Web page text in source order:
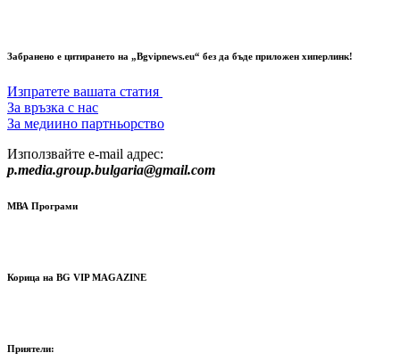
Забранено е цитирането на „Bgvipnews.eu“ без да бъде приложен хиперлинк!
Изпратете вашата статия
За връзка с нас
За медиино партньорство
Използвайте e-mail адрес:
p.media.group.bulgaria@gmail.com
МВА Програми
Корица на BG VIP MAGAZINE
Приятели: